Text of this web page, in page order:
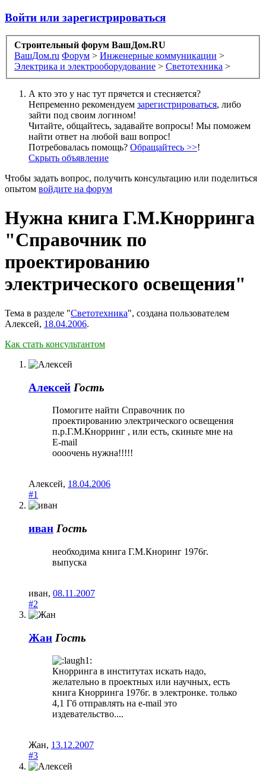
Войти или зарегистрироваться
Строительный форум ВашДом.RU
ВашДом.ru Форум > Инженерные коммуникации >
Электрика и электрооборудование > Светотехника >
А кто это у нас тут прячется и стесняется?
Непременно рекомендуем зарегистрироваться, либо
зайти под своим логином!
Читайте, общайтесь, задавайте вопросы! Мы поможем
найти ответ на любой ваш вопрос!
Потребовалась помощь? Обращайтесь >>!
Скрыть объявление
Чтобы задать вопрос, получить консультацию или поделиться
опытом войдите на форум
Нужна книга Г.М.Кнорринга
"Справочник по
проектированию
электрического освещения"
Тема в разделе "Светотехника", создана пользователем
Алексей, 18.04.2006.
Как стать консультантом
Алексей Гость
Помогите найти Справочник по
проектированию электрического освещения
п.р.Г.М.Кнорринг , или есть, скиньте мне на
E-mail
оооочень нужна!!!!!
Алексей, 18.04.2006
#1
иван Гость
необходима книга Г.М.Кноринг 1976г.
выпуска
иван, 08.11.2007
#2
Жан Гость
Кнорринга в институтах искать надо,
желательно в проектных или научных, есть
книга Кнорринга 1976г. в электронке. только
4,1 Гб отправлять на e-mail это
издевательство....
Жан, 13.12.2007
#3